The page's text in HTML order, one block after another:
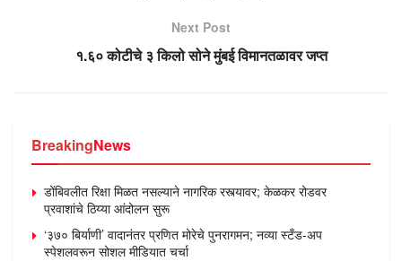
Next Post
१.६० कोटीचे ३ किलो सोने मुंबई विमानतळावर जप्त
BreakingNews
डोंबिवलीत रिक्षा मिळत नसल्याने नागरिक रस्त्यावर; केळकर रोडवर
प्रवाशांचे ठिय्या आंदोलन सुरू
‘३७० बिर्याणी’ वादानंतर प्रणित मोरेचे पुनरागमन; नव्या स्टँड-अप
स्पेशलवरून सोशल मीडियात चर्चा